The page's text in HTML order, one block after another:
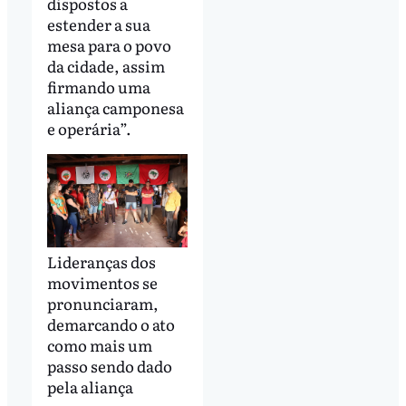
estender a sua
mesa para o povo
da cidade, assim
firmando uma
aliança camponesa
e operária”.
Lideranças dos
movimentos se
pronunciaram,
demarcando o ato
como mais um
passo sendo dado
pela aliança